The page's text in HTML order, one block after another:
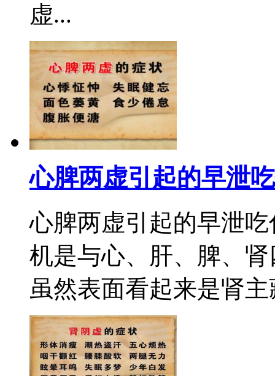
虚...
心脾两虚引起的早泄
心脾两虚引起的早泄
机是与心、肝、脾、
虽然表面看起来是肾